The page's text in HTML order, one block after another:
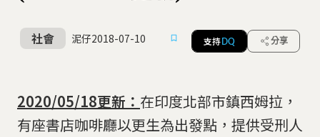
社會 泥仔2018-07-10 支持 DQ 分享
2020/05/18更新： 在印度北部市鎮西姆拉，
有座書店咖啡廳以更生為出發點，提供受刑人